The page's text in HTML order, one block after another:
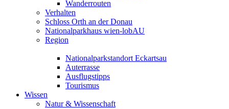
Wanderrouten
Verhalten
Schloss Orth an der Donau
Nationalparkhaus wien-lobAU
Region
Nationalparkstandort Eckartsau
Auterrasse
Ausflugstipps
Tourismus
Wissen
Natur & Wissenschaft